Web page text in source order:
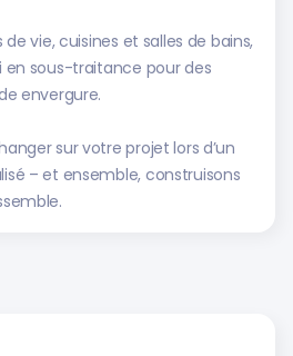
vie, cuisines et salles de bains,
en sous-traitance pour des
envergure.
sur votre projet lors d’un
– et ensemble, construisons